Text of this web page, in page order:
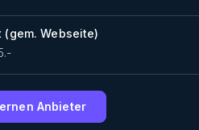
(gem. Webseite)
Anbieter